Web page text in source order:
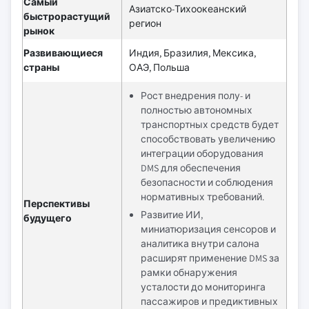
быстрорастущий
рынок
Азиатско-Тихоокеанский
регион
Развивающиеся
страны
Индия, Бразилия, Мексика,
ОАЭ, Польша
Перспективы
будущего
Рост внедрения полу- и
полностью автономных
транспортных средств будет
способствовать увеличению
интеграции оборудования
DMS для обеспечения
безопасности и соблюдения
нормативных требований.
Развитие ИИ,
миниатюризация сенсоров и
аналитика внутри салона
расширят применение DMS за
рамки обнаружения
усталости до мониторинга
пассажиров и предиктивных